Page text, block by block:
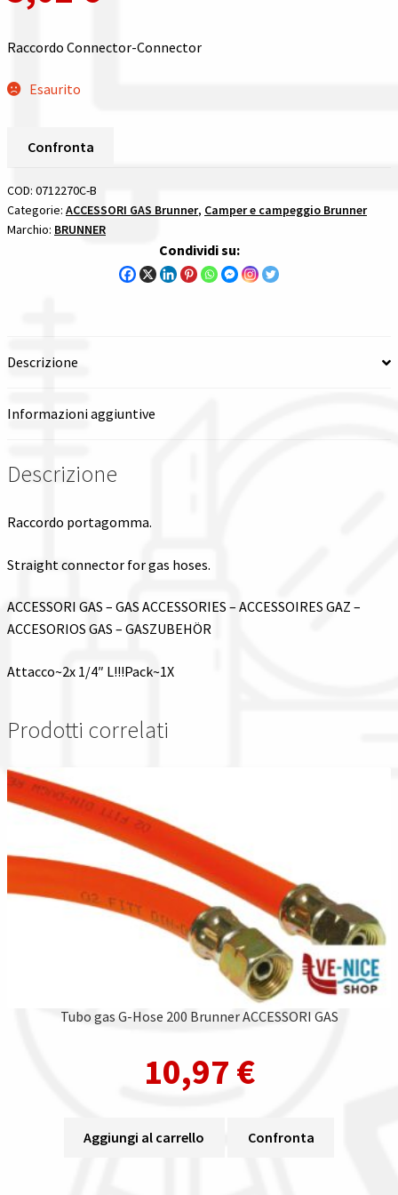
Gestione resi
Guida all’utilizzo del sito
Privacy policy
Confronta
Tutte le categorie dei prodotti
Wishlist
Checkout
Il mio account
Raccordo Connector-Connector
Esaurito
Confronta
COD: 0712270C-B
Categorie: ACCESSORI GAS Brunner, Camper e campeggio Brunner
Marchio: BRUNNER
Condividi su:
Descrizione
Informazioni aggiuntive
Descrizione
Raccordo portagomma.
Straight connector for gas hoses.
ACCESSORI GAS – GAS ACCESSORIES – ACCESSOIRES GAZ –
ACCESORIOS GAS – GASZUBEHÖR
Attacco~2x 1/4″ L!!!Pack~1X
Prodotti correlati
Tubo gas G-Hose 200 Brunner ACCESSORI GAS
10,97 €
Aggiungi al carrello Confronta